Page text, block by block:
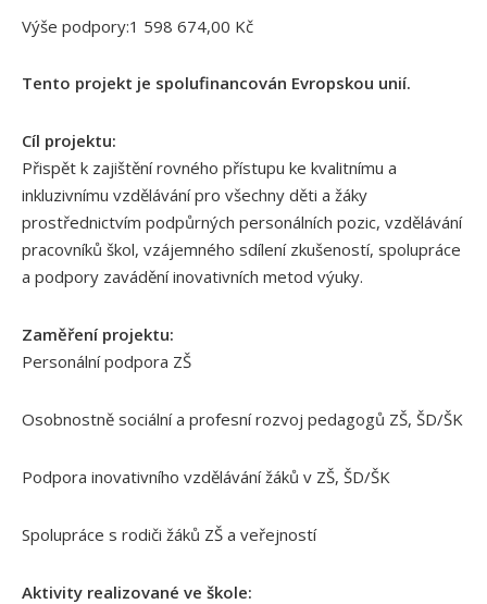
Výše podpory:1 598 674,00 Kč
Tento projekt je spolufinancován Evropskou unií.
Cíl projektu:
Přispět k zajištění rovného přístupu ke kvalitnímu a
inkluzivnímu vzdělávání pro všechny děti a žáky
prostřednictvím podpůrných personálních pozic, vzdělávání
pracovníků škol, vzájemného sdílení zkušeností, spolupráce
a podpory zavádění inovativních metod výuky.
Zaměření projektu:
Personální podpora ZŠ
Osobnostně sociální a profesní rozvoj pedagogů ZŠ, ŠD/ŠK
Podpora inovativního vzdělávání žáků v ZŠ, ŠD/ŠK
Spolupráce s rodiči žáků ZŠ a veřejností
Aktivity realizované ve škole: